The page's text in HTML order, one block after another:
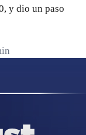
y dio un paso